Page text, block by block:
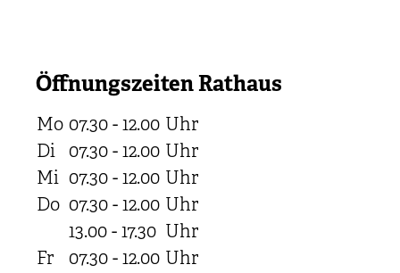
Öffnungszeiten Rathaus
Mo 07.30 - 12.00 Uhr
Di
07.30 - 12.00 Uhr
Mi 07.30 - 12.00 Uhr
Do 07.30 - 12.00 Uhr
13.00 - 17.30 Uhr
Fr
07.30 - 12.00 Uhr